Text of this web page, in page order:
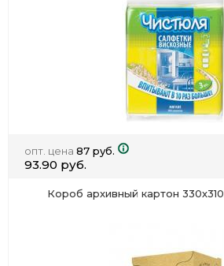
опт. цена 87 руб.
93.90 руб.
Короб архивный картон